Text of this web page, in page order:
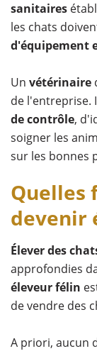
sanitaires
les chats
d'équipement
Un vétérinaire
de l'entreprise.
de contrôle,
soigner les
sur les bonnes
Quelles
devenir
Élever des
approfondies
éleveur félin
de vendre des
A priori, aucun